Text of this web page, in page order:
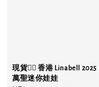
現貨❤️‍🔥 香港 Linabell 2025
萬聖迷你娃娃